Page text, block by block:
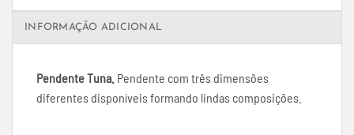
INFORMAÇÃO ADICIONAL
Pendente Tuna. Pendente com três dimensões
diferentes disponíveis formando lindas composições.